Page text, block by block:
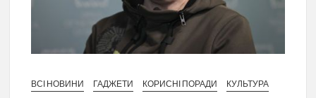
ВСІ НОВИНИ ГАДЖЕТИ КОРИСНІ ПОРАДИ
КУЛЬТУРА